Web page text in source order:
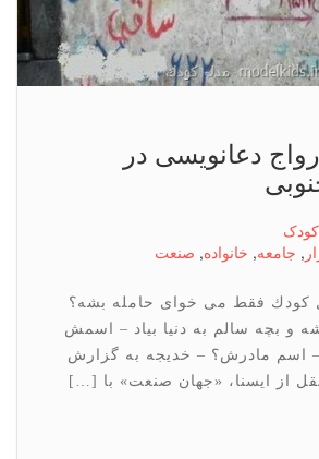
دعانویسی در
,خانواده, صنعت
می خوای حامله بشه؟
سالم به دنیا بیاد – اسمش
– خدیجه به گزارش
«جهان صنعت» با […]